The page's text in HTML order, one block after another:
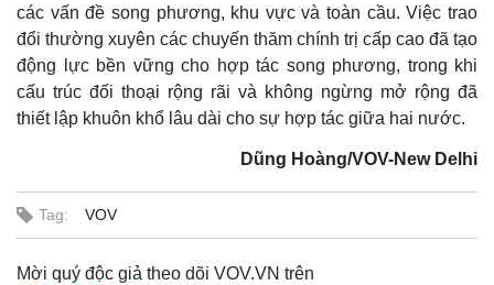
các vấn đề song phương, khu vực và toàn cầu. Việc trao
đổi thường xuyên các chuyến thăm chính trị cấp cao đã tạo
động lực bền vững cho hợp tác song phương, trong khi
cấu trúc đối thoại rộng rãi và không ngừng mở rộng đã
thiết lập khuôn khổ lâu dài cho sự hợp tác giữa hai nước.
Dũng Hoàng/VOV-New Delhi
Tag: VOV
Mời quý độc giả theo dõi VOV.VN trên